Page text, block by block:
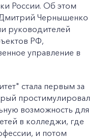
России. Об этом
Чернышенко
руководителей
РФ,
управление в
стала первым за
простимулировал
возможность для
в колледжи, где
и потом